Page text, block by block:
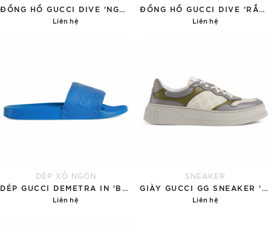
Liên hệ Liên hệ
DÉP XỎ NGÓN
Liên hệ
SNEAKER
Liên hệ